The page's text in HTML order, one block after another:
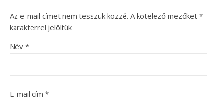
Az e-mail címet nem tesszük közzé. A kötelező mezőket *
karakterrel jelöltük
Név *
E-mail cím *